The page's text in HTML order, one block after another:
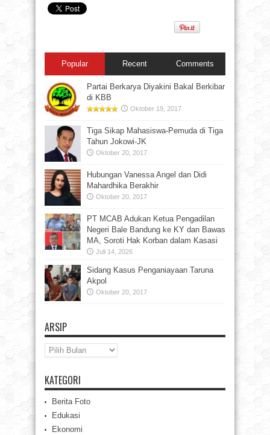
Popular Recent Comments
Partai Berkarya Diyakini Bakal Berkibar
di KBB
Oktober 19, 2017
Tiga Sikap Mahasiswa-Pemuda di Tiga
Tahun Jokowi-JK
Oktober 20, 2017
Hubungan Vanessa Angel dan Didi
Mahardhika Berakhir
Oktober 20, 2017
PT MCAB Adukan Ketua Pengadilan
Negeri Bale Bandung ke KY dan Bawas
MA, Soroti Hak Korban dalam Kasasi
Juli 14, 2026
Sidang Kasus Penganiayaan Taruna
Akpol
Oktober 20, 2017
ARSIP
Arsip
KATEGORI
Berita Foto
Edukasi
Ekonomi